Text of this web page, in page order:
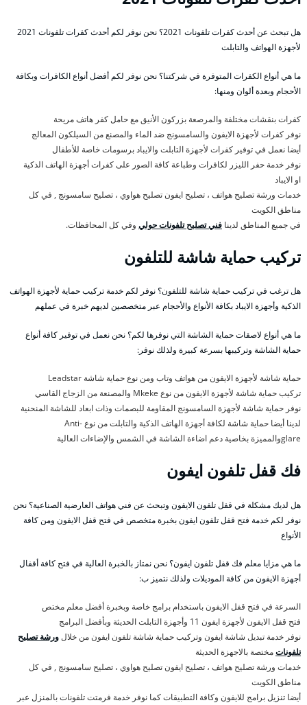
هل تبحث عن أحدث كفرات تلفونات 2021؟ نحن نوفر لكم أحدث كفرات تلفونات 2021
لأجهزة الهواتف والتابلت
ما هي أنواع الكفرات المتوفرة في شركتنا؟ نحن نوفر لكم أفضل أنواع الكافرات وبكافة
الأحجام وبعدة ألوان ومنها:
كفرات بنقشات مختلفة والمرصعة بزركون الأنيق مع حامل كفر هاتف مريحة
نوفر كفرات لأجهزة الايفون والسامسونج ضد الماء والمصنع من السيلكون المعالج
أيضا نعمل في توفير كفرات لأجهزة التابلت والايباد برسومات خاصة للأطفال
نوفر خدمة حفر الليزر لكافرات وطباعة كافة الصور على كفرات أجهزة الهاتف الذكية
او الايباد
خدمات ورشة تصليح هواتف ، تصليح ايفون تصليح هواوي ، تصليح سامسونج , في كل
مناطق الكويت
في جميع المناطق لدينا فني تصليح تلفونات حولي وفي كل المحافظات.
تركيب حماية شاشة للتلفون
هل ترغب في تركيب حماية شاشة للتلفون؟ نوفر لكم خدمة تركيب حماية لأجهزة الهواتف
الذكية وأجهزة الايباد بكافة الأنواع والأحجام عبر متخصصين لديهم خبرة في عملهم
ما هي أنواع لاصقات حماية الشاشة التي نوفرها لكم؟ نحن نعمل في توفير كافة أنواع
حماية الشاشة وتركيبها بسرعة كبيرة ولذلك نوفر:
حماية شاشة لأجهزة الايفون من هواتف وتاب ومن نوع حماية شاشة Leadstar
تركيب حماية شاشة لأجهزة الايفون من نوع Mkeke والمصنعة من الزجاج القاسي
نوفر حماية شاشة لأجهزة السامسونج المقاومة للبصمات وذات ابعاد للشاشة المنحنية
لدينا أيضا حماية شاشة لكافة أجهزة الهاتف الذكية والتابلت من نوع Anti-
glareوالمميزة بخاصية دعم اضاءة الشاشة في الشمس والإضاءات العالية
فك قفل تلفون ايفون
هل لديك مشكلة في قفل تلفون الايفون وتبحث عن فني هواتف العارضية الصناعية؟ نحن
نوفر لكم خدمة فتح قفل تلفون ايفون بخبرة متخصص في فتح قفل الايفون ومن كافة
الأنواع
ما هي مزايا معلم فك قفل تلفون ايفون؟ نحن نمتاز بالخبرة العالية في فتح كافة أقفال
أجهزة الايفون من كافة الموديلات ولذلك نتميز ب:
السرعة في فتح قفل الايفون باستخدام برامج خاصة وبخبرة أفضل معلم مختص
فتح قفل الايفون لأجهزة ايفون 11 وأجهزة التابلت الحديثة وبأفضل البرامج
نوفر خدمة تبديل شاشة ايفون وتركيب حماية شاشة تلفون ايفون من خلالورشة تصليح
تلفوناتمختصة بالاجهزة الحديثة
خدمات ورشة تصليح هواتف ، تصليح ايفون تصليح هواوي ، تصليح سامسونج , في كل
مناطق الكويت
أيضا تنزيل برامج للايفون وكافة التطبيقات كما نوفر خدمة فرمتت تلفونات بالمنزل عبر